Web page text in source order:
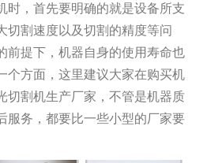
时，首先要明确的就是设备所支
切割速度以及切割的精度等问
前提下，机器自身的使用寿命也
个方面，这里建议大家在购买机
切割机生产厂家，不管是机器质
服务，都要比一些小型的厂家要